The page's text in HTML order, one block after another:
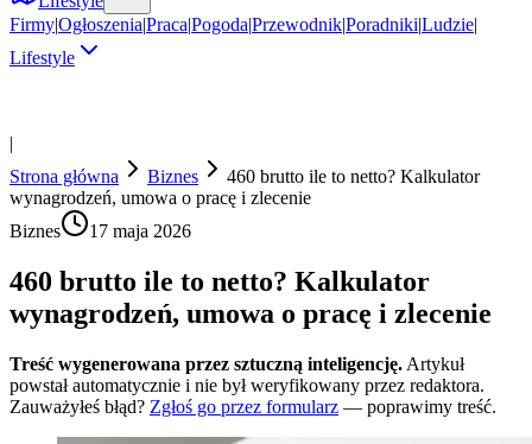
Firmy|Ogłoszenia|Praca|Pogoda|Przewodnik|Poradniki|Ludzie|
Lifestyle
|
Strona główna
Biznes
460 brutto ile to netto? Kalkulator
wynagrodzeń, umowa o pracę i zlecenie
Biznes
17 maja 2026
460 brutto ile to netto? Kalkulator
wynagrodzeń, umowa o pracę i zlecenie
Treść wygenerowana przez sztuczną inteligencję. Artykuł
powstał automatycznie i nie był weryfikowany przez redaktora.
Zauważyłeś błąd? Zgłoś go przez formularz — poprawimy treść.